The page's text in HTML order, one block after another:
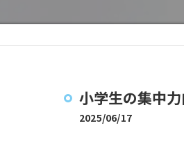
小学生の集中
2025/06/17